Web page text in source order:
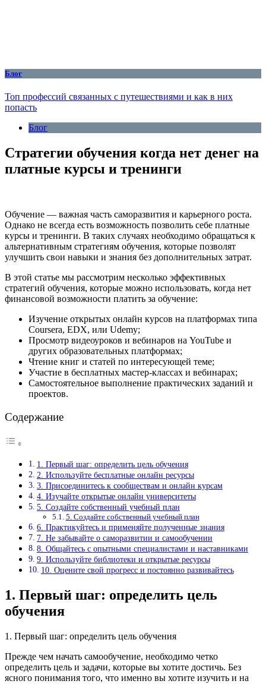
Блог
Топ профессий связанных с путешествиями и как в них
попасть
Блог
Стратегии обучения когда нет денег на
платные курсы и тренинги
Обучение — важная часть саморазвития и карьерного роста.
Однако не всегда есть возможность позволить себе платные
курсы и тренинги. В таких случаях необходимо обращаться к
альтернативным стратегиям обучения, которые позволят
улучшить свои навыки и знания без дополнительных затрат.
В этой статье мы рассмотрим несколько эффективных
стратегий обучения, которые можно использовать, когда нет
финансовой возможности платить за обучение:
Изучение открытых онлайн курсов на платформах типа
Coursera, EDX, или Udemy;
Просмотр видеоуроков и вебинаров на YouTube и
других образовательных платформах;
Чтение книг и статей по интересующей теме;
Участие в бесплатных мастер-классах и вебинарах;
Самостоятельное выполнение практических заданий и
проектов.
Содержание
1. Первый шаг: определить цель обучения
2. Используйте бесплатные онлайн ресурсы
3. Присоединитесь к сообществам и онлайн курсам
4. Изучайте открытые онлайн университеты
5. Создайте собственный учебный план
5. Создайте собственный учебный план
6. Практикуйтесь и применяйте полученные знания
7. Не забывайте о саморазвитии и самообучении
8. Общайтесь с опытными специалистами и наставниками
9. Используйте библиотеки и открытые ресурсы
10. Оцените свой прогресс и постоянно развивайтесь
1. Первый шаг: определить цель
обучения
1. Первый шаг: определить цель обучения
Прежде чем начать самообучение, необходимо четко
определить цель и задачи, которые вы хотите достичь. Без
ясного понимания того, что именно вы хотите изучить и на